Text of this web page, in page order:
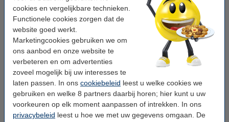
cookies en vergelijkbare technieken.
Functionele cookies zorgen dat de
website goed werkt.
Marketingcookies gebruiken we om
ons aanbod en onze website te
verbeteren en om advertenties
zoveel mogelijk bij uw interesses te
laten passen. In ons cookiebeleid leest u welke cookies we
gebruiken en welke 8 partners daarbij horen; hier kunt u uw
voorkeuren op elk moment aanpassen of intrekken. In ons
privacybeleid leest u hoe we met uw gegevens omgaan. De
Uitvoering: Standaard
aantal pagina's: ± 150.000 pagina's
Merk: Xerox
EAN-code: 095205038569
Ons artikelnr: 041146